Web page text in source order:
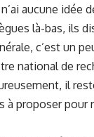
aucune idée
là-bas, ils
c’est un
national de
il
proposer pour